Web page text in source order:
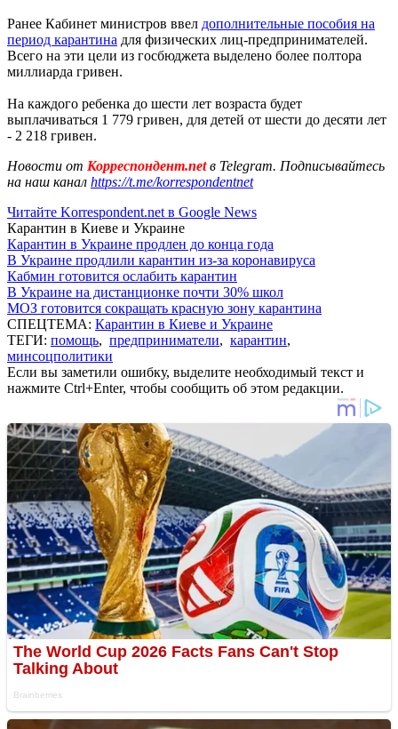
Ранее Кабинет министров ввел дополнительные пособия на
период карантина для физических лиц-предпринимателей.
Всего на эти цели из госбюджета выделено более полтора
миллиарда гривен.
На каждого ребенка до шести лет возраста будет
выплачиваться 1 779 гривен, для детей от шести до десяти лет
- 2 218 гривен.
Новости от Корреспондент.netв Telegram. Подписывайтесь
на наш канал https://t.me/korrespondentnet
Читайте Korrespondent.net в Google News
Карантин в Киеве и Украине
Карантин в Украине продлен до конца года
В Украине продлили карантин из-за коронавируса
Кабмин готовится ослабить карантин
В Украине на дистанционке почти 30% школ
МОЗ готовится сокращать красную зону карантина
СПЕЦТЕМА: Карантин в Киеве и Украине
ТЕГИ: помощь, предприниматели, карантин,
минсоцполитики
Если вы заметили ошибку, выделите необходимый текст и
нажмите Ctrl+Enter, чтобы сообщить об этом редакции.